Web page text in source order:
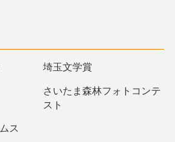
埼玉文学賞
さいたま森林フォトコンテ
スト
ス